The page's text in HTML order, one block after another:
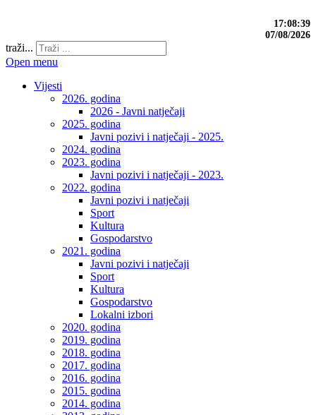
17:08:40
07/08/2026
traži...
Open menu
Vijesti
2026. godina
2026 - Javni natječaji
2025. godina
Javni pozivi i natječaji - 2025.
2024. godina
2023. godina
Javni pozivi i natječaji - 2023.
2022. godina
Javni pozivi i natječaji
Sport
Kultura
Gospodarstvo
2021. godina
Javni pozivi i natječaji
Sport
Kultura
Gospodarstvo
Lokalni izbori
2020. godina
2019. godina
2018. godina
2017. godina
2016. godina
2015. godina
2014. godina